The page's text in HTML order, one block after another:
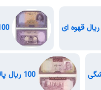
100 ریال بنفش